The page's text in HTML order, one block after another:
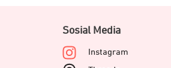
Sosial Media
Instagram